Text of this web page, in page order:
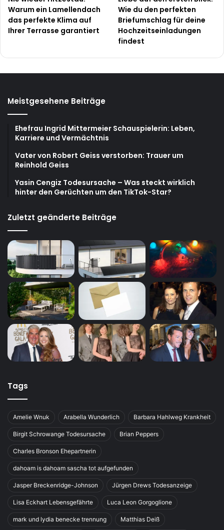
Warum ein Lamellendach
das perfekte Klima auf
Ihrer Terrasse garantiert
Wie du den perfekten
Briefumschlag für deine
Hochzeitseinladungen
findest
Meistgesehene Beiträge
Ehefrau Ingrid Mittermeier Schauspielerin: Leben,
Karriere und Vermächtnis
Vater von Robert Geiss verstorben: Trauer um
Reinhold Geiss
Yasin Cengiz Todesursache – Was steckt wirklich
hinter den Gerüchten um den TikTok-Star?
Zuletzt geänderte Beiträge
Tags
Amelie Wnuk Arabella Wunderlich Barbara Hahlweg Krankheit
Birgit Schrowange Todesursache Brian Peppers
Charles Bronson Ehepartnerin
dahoam is dahoam sascha tot aufgefunden
Jasper Breckenridge-Johnson Jürgen Drews Todesanzeige
Lisa Eckhart Lebensgefährte Luca Leon Gorgoglione
mark und lydia benecke trennung Matthias Deiß